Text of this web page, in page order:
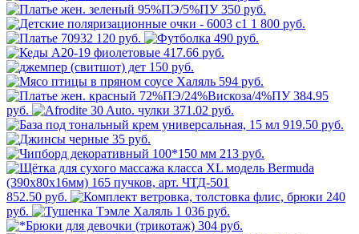
350 руб.
1 800 руб.
120 руб.
490 руб.
417.66 руб.
150 руб.
594 руб.
384.95
руб.
371.02 руб.
919.50 руб.
35 руб.
213 руб.
852.50 руб.
240
руб.
1 036 руб.
304 руб.